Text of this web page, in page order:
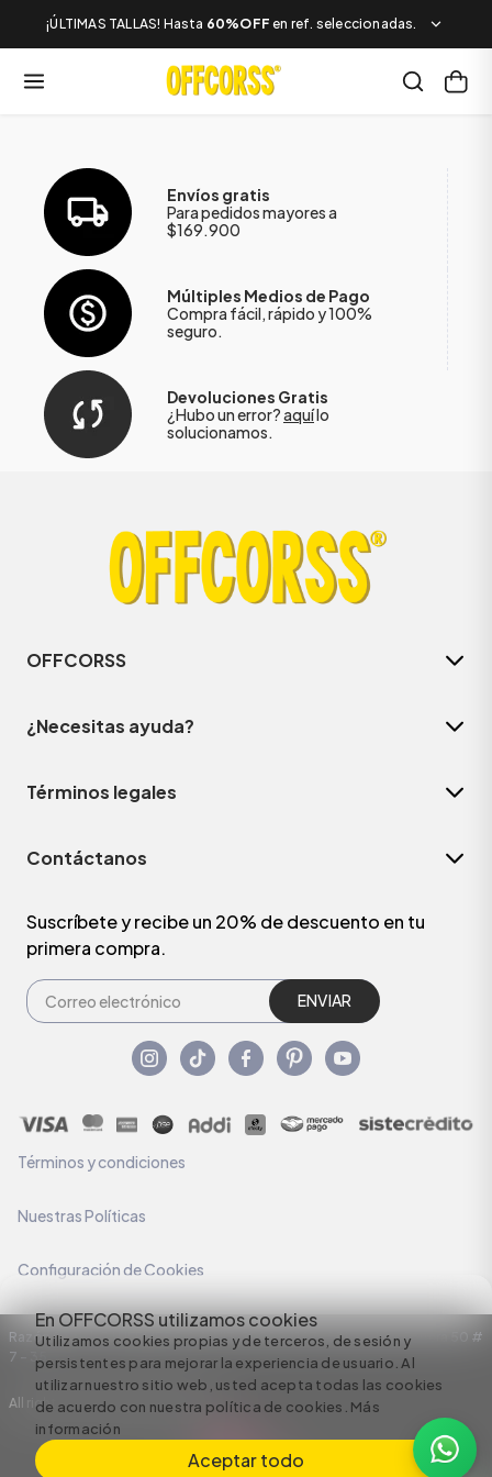
¡ÚLTIMAS TALLAS! Hasta 60%OFF en ref. seleccionadas.
En OFFCORSS utilizamos cookies
Utilizamos cookies propias y de terceros, de sesión y
persistentes para mejorar la experiencia de usuario. Al
utilizar nuestro sitio web, usted acepta todas las cookies
de acuerdo con nuestra política de cookies. Más
información
Aceptar todo
Envíos gratis
Para pedidos mayores a
$169.900
Múltiples Medios de Pago
Compra fácil, rápido y 100%
seguro.
Devoluciones Gratis
¿Hubo un error?aquílo
solucionamos.
OFFCORSS
¿Necesitas ayuda?
Términos legales
Contáctanos
Suscríbete y recibe un 20% de descuento en tu
primera compra.
ENVIAR
Términos y condiciones
Nuestras Políticas
Configuración de Cookies
Razón Social: C.I HERMECO S.A. NIT: 890924167-6 Dirección: Carrera 50 #
7 – 35
All rights reserved empowered by